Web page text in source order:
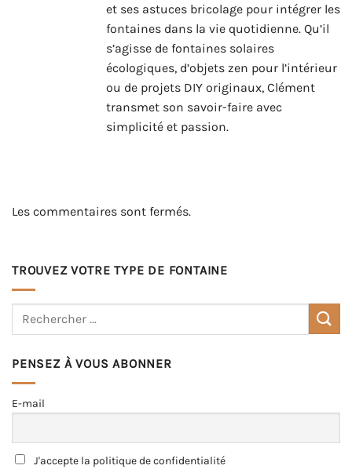
et ses astuces bricolage pour intégrer les
fontaines dans la vie quotidienne. Qu’il
s’agisse de fontaines solaires
écologiques, d’objets zen pour l’intérieur
ou de projets DIY originaux, Clément
transmet son savoir-faire avec
simplicité et passion.
Les commentaires sont fermés.
TROUVEZ VOTRE TYPE DE FONTAINE
PENSEZ À VOUS ABONNER
E-mail
J'accepte la politique de confidentialité